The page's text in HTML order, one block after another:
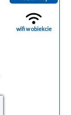
wifi w obiekcie